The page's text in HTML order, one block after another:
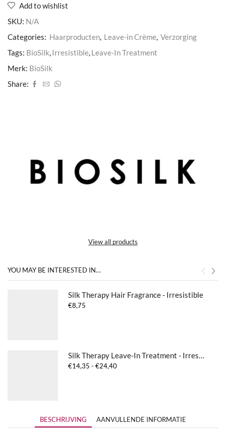
aantal
Add to wishlist
SKU: N/A
Categories: Haarproducten, Leave-in Crème, Verzorging
Tags: BioSilk,Irresistible,Leave-In Treatment
Merk: BioSilk
Share:
View all products
YOU MAY BE INTERESTED IN…
Silk Therapy Hair Fragrance - Irresistible
€8,75
Silk Therapy Leave-In Treatment - Irresistible
€14,35 - €24,40Prijsklasse:
BESCHRIJVING AANVULLENDE INFORMATIE